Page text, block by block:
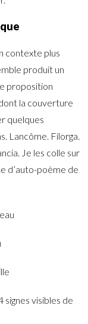
contexte plus
produit un
proposition
la couverture
quelques
Lancôme. Filorga.
Je les colle sur
d’auto-poème de
visibles de